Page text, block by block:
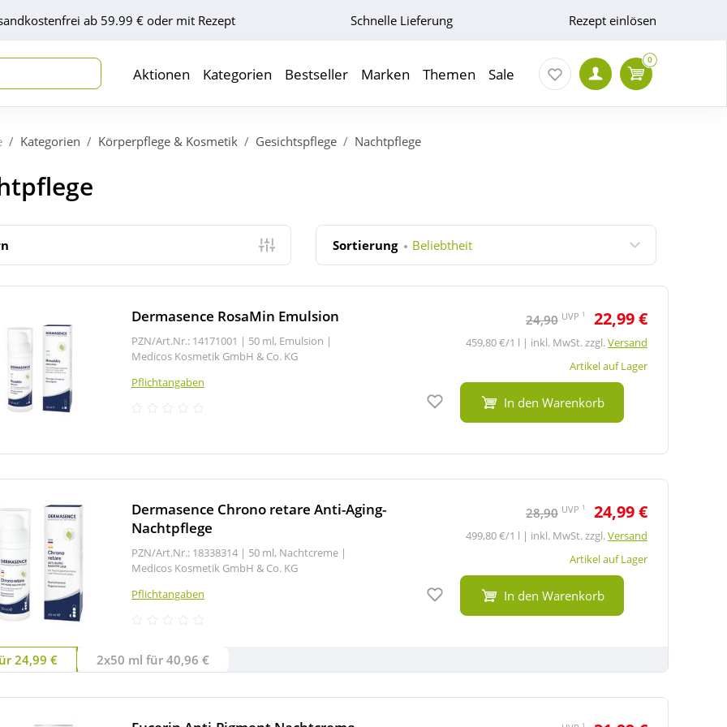
ab 59.99 € oder mit Rezept Schnelle Lieferung Rezept einlösen
Aktionen Kategorien Bestseller Marken Themen Sale
0
Kategorien Körperpflege & Kosmetik Gesichtspflege Nachtpflege
Sortierung Beliebtheit
Dermasence RosaMin Emulsion
PZN/Art.Nr.: 14171001 | 50 ml, Emulsion |
Medicos Kosmetik GmbH & Co. KG
Pflichtangaben
24,90 UVP 1 22,99 €
459,80 €/1 l | inkl. MwSt. zzgl.Versand
Artikel auf Lager
Auf den Merkzettel
In den Warenkorb
Dermasence Chrono retare Anti-Aging-
Nachtpflege
PZN/Art.Nr.: 18338314 | 50 ml, Nachtcreme |
Medicos Kosmetik GmbH & Co. KG
Pflichtangaben
28,90 UVP 1 24,99 €
499,80 €/1 l | inkl. MwSt. zzgl.Versand
Artikel auf Lager
Auf den Merkzettel
In den Warenkorb
24,99 € 2x50 ml für 40,96 €
1